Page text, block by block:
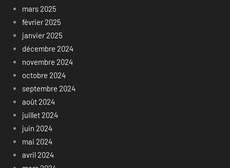
mars 2025
février 2025
janvier 2025
décembre 2024
novembre 2024
octobre 2024
septembre 2024
août 2024
juillet 2024
juin 2024
mai 2024
avril 2024